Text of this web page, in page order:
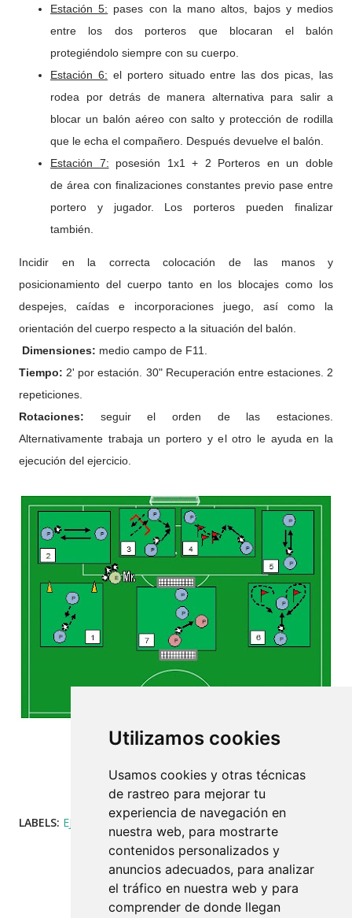
Utilizamos cookies
Usamos cookies y otras técnicas
de rastreo para mejorar tu
experiencia de navegación en
nuestra web, para mostrarte
contenidos personalizados y
anuncios adecuados, para analizar
el tráfico en nuestra web y para
comprender de donde llegan
Estación 5: pases con la mano altos, bajos y medios
entre los dos porteros que blocaran el balón
protegiéndolo siempre con su cuerpo.
Estación 6: el portero situado entre las dos picas, las
rodea por detrás de manera alternativa para salir a
blocar un balón aéreo con salto y protección de rodilla
que le echa el compañero. Después devuelve el balón.
Estación 7: posesión 1x1 + 2 Porteros en un doble
de área con finalizaciones constantes previo pase entre
portero y jugador. Los porteros pueden finalizar
también.
Incidir en la correcta colocación de las manos y
posicionamiento del cuerpo tanto en los blocajes como los
despejes, caídas e incorporaciones juego, así como la
orientación del cuerpo respecto a la situación del balón.
Dimensiones: medio campo de F11.
Tiempo: 2' por estación. 30" Recuperación entre estaciones. 2
repeticiones.
Rotaciones: seguir el orden de las estaciones.
Alternativamente trabaja un portero y el otro le ayuda en la
ejecución del ejercicio.
RESISTENCIA A LA FUERZA EXPLOSIVA PARA PORTEROS
LABELS: EJERCICIOS COMPARTIR